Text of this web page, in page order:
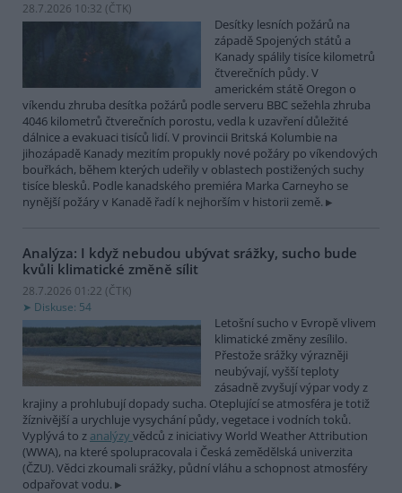
28.7.2026 10:32 (ČTK)
Desítky lesních požárů na
západě Spojených států a
Kanady spálily tisíce kilometrů
čtverečních půdy. V
americkém státě Oregon o
víkendu zhruba desítka požárů podle serveru BBC sežehla zhruba
4046 kilometrů čtverečních porostu, vedla k uzavření důležité
dálnice a evakuaci tisíců lidí. V provincii Britská Kolumbie na
jihozápadě Kanady mezitím propukly nové požáry po víkendových
bouřkách, během kterých udeřily v oblastech postižených suchy
tisíce blesků. Podle kanadského premiéra Marka Carneyho se
nynější požáry v Kanadě řadí k nejhorším v historii země.
Analýza: I když nebudou ubývat srážky, sucho bude
kvůli klimatické změně sílit
28.7.2026 01:22 (ČTK)
Diskuse: 54
Letošní sucho v Evropě vlivem
klimatické změny zesílilo.
Přestože srážky výrazněji
neubývají, vyšší teploty
zásadně zvyšují výpar vody z
krajiny a prohlubují dopady sucha. Oteplující se atmosféra je totiž
žíznivější a urychluje vysychání půdy, vegetace i vodních toků.
Vyplývá to z analýzy vědců z iniciativy World Weather Attribution
(WWA), na které spolupracovala i Česká zemědělská univerzita
(ČZU). Vědci zkoumali srážky, půdní vláhu a schopnost atmosféry
odpařovat vodu.